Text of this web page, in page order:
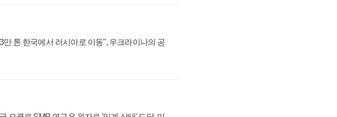
만 톤 한국에서 러시아로 이동", 우크라이나의 공